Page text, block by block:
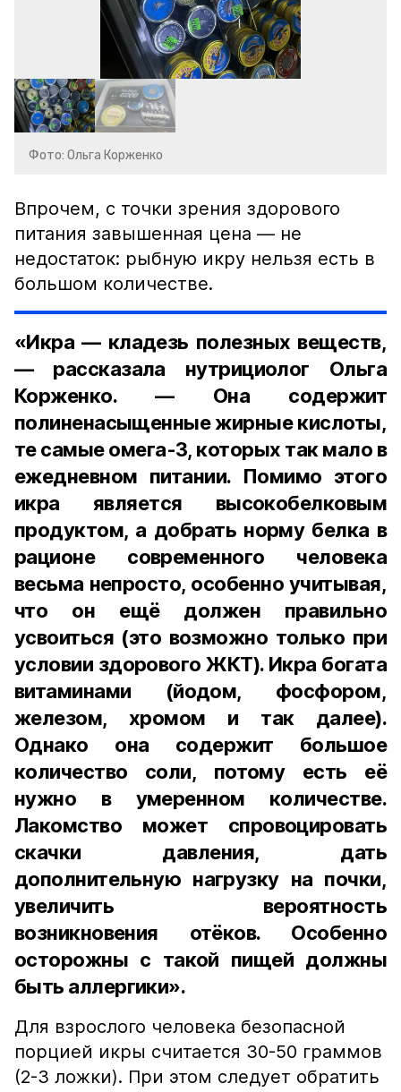
Фото: Ольга Корженко
Впрочем, с точки зрения здорового
питания завышенная цена — не
недостаток: рыбную икру нельзя есть в
большом количестве.
«Икра — кладезь полезных веществ,
— рассказала нутрициолог Ольга
Корженко. — Она содержит
полиненасыщенные жирные кислоты,
те самые омега-3, которых так мало в
ежедневном питании. Помимо этого
икра является высокобелковым
продуктом, а добрать норму белка в
рационе современного человека
весьма непросто, особенно учитывая,
что он ещё должен правильно
усвоиться (это возможно только при
условии здорового ЖКТ). Икра богата
витаминами (йодом, фосфором,
железом, хромом и так далее).
Однако она содержит большое
количество соли, потому есть её
нужно в умеренном количестве.
Лакомство может спровоцировать
скачки давления, дать
дополнительную нагрузку на почки,
увеличить вероятность
возникновения отёков. Особенно
осторожны с такой пищей должны
быть аллергики».
Для взрослого человека безопасной
порцией икры считается 30-50 граммов
(2-3 ложки). При этом следует обратить